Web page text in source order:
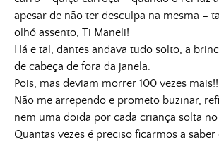
apesar de não ter desculpa na mesma –
olhó assento, Ti Maneli!
Há e tal, dantes andava tudo solto, a
de cabeça de fora da janela.
Pois, mas deviam morrer 100 vezes
Não me arrependo e prometo buzinar,
nem uma doida por cada criança solta
Quantas vezes é preciso ficarmos a saber